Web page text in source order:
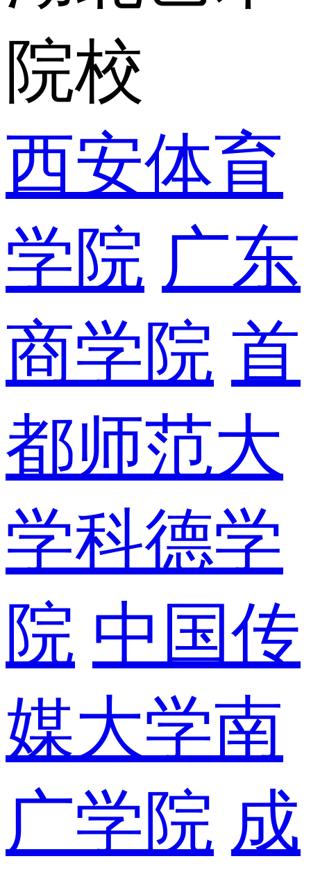
院校
西安体育
学院 广东
商学院 首
都师范大
学科德学
院 中国传
媒大学南
广学院 成